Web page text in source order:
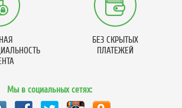
БЕЗ СКРЫТЫХ
ПЛАТЕЖЕЙ
Мы в социальных сетях: